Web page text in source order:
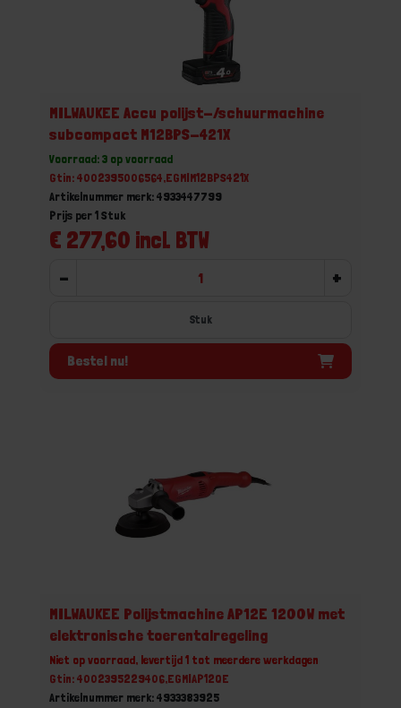
MILWAUKEE Accu polijst-/schuurmachine
subcompact M12BPS-421X
Voorraad: 3 op voorraad
Gtin: 4002395006564,EGMIM12BPS421X
Artikelnummer merk: 4933447799
€ 277,60 incl. BTW
Prijs per 1 Stuk
- +
Stuk
Bestel nu!
MILWAUKEE Polijstmachine AP12E 1200W met
elektronische toerentalregeling
Niet op voorraad, levertijd 1 tot meerdere werkdagen
Gtin: 4002395229406,EGMIAP12QE
Artikelnummer merk: 4933383925